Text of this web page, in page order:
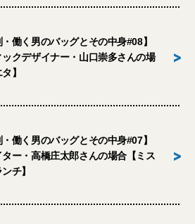
・働く男のバッグとその中身#08】
ックデザイナー・山口崇多さんの場
】
>
・働く男のバッグとその中身#07】
ター・高橋庄太郎さんの場合【ミス
チ】
>